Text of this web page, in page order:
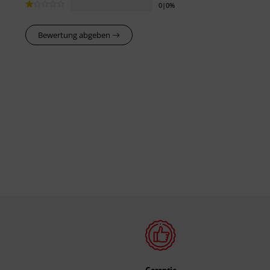
0|0%
Bewertung abgeben